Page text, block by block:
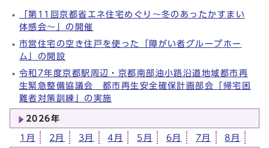
「第11回京都省エネ住宅めぐり～冬のあったかすまい
体感会～」の開催
市営住宅の空き住戸を使った「障がい者グループホー
ム」の開設
令和7年度京都駅周辺・京都南部油小路沿道地域都市再
生緊急整備協議会 都市再生安全確保計画部会「帰宅困
難者対策訓練」の実施
2026年
1月 2月 3月 4月 5月 6月 7月 8月